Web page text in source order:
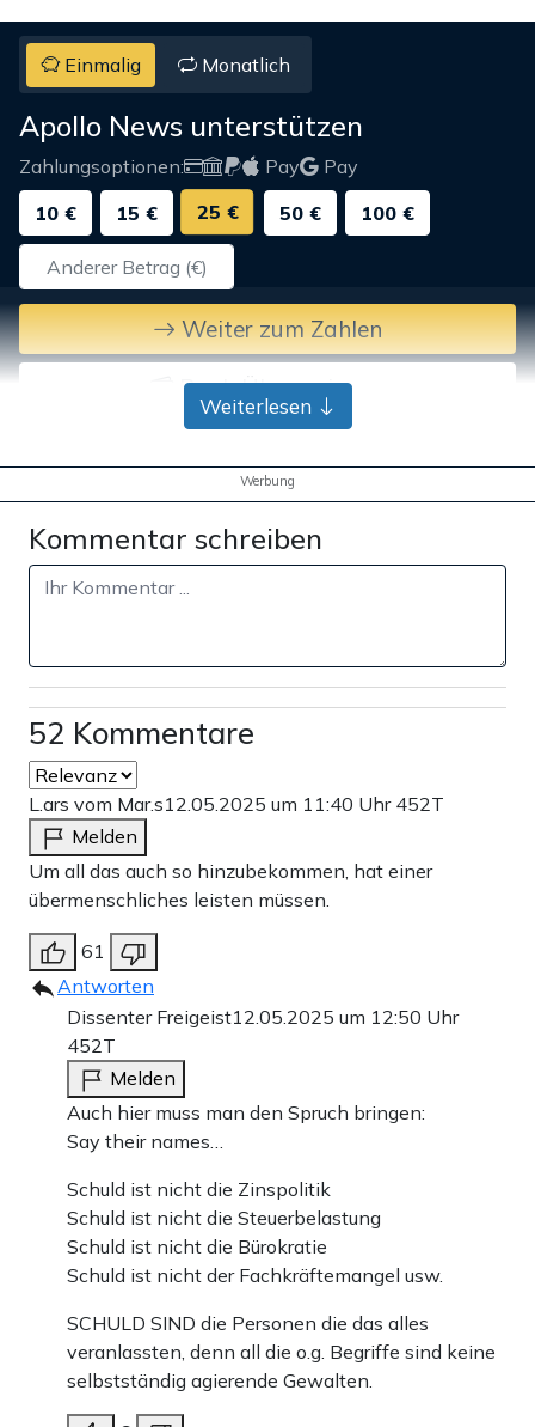
Einmalig Monatlich
Apollo News unterstützen
Zahlungsoptionen: Pay
Pay
10 €
15 € 25 € 50 € 100 €
Weiter zum Zahlen
Bank-Überweisung
Weiterlesen
Werbung
Kommentar schreiben
52 Kommentare
L.ars vom Mar.s12.05.2025 um 11:40 Uhr 452T
Melden
Um all das auch so hinzubekommen, hat einer
übermenschliches leisten müssen.
61
Antworten
Dissenter Freigeist12.05.2025 um 12:50 Uhr
452T
Melden
Auch hier muss man den Spruch bringen:
Say their names…
Schuld ist nicht die Zinspolitik
Schuld ist nicht die Steuerbelastung
Schuld ist nicht die Bürokratie
Schuld ist nicht der Fachkräftemangel usw.
SCHULD SIND die Personen die das alles
veranlassten, denn all die o.g. Begriffe sind keine
selbstständig agierende Gewalten.